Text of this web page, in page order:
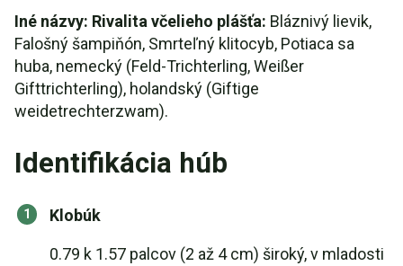
Iné názvy: Rivalita včelieho plášťa: Bláznivý lievik,
Falošný šampiňón, Smrteľný klitocyb, Potiaca sa
huba, nemecký (Feld-Trichterling, Weißer
Gifttrichterling), holandský (Giftige
weidetrechterzwam).
Identifikácia húb
Klobúk
0.79 k 1.57 palcov (2 až 4 cm) široký, v mladosti